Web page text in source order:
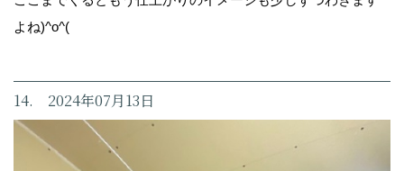
よね)^o^(
14. 2024年07月13日